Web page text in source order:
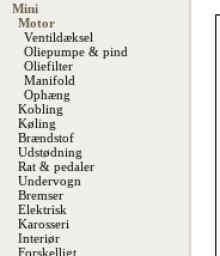
Mini
Motor
Ventildæksel
Oliepumpe & pind
Oliefilter
Manifold
Ophæng
Kobling
Køling
Brændstof
Udstødning
Rat & pedaler
Undervogn
Bremser
Elektrisk
Karosseri
Interiør
Forskelligt